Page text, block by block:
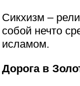
Сикхизм –
собой нечто
исламом.
Дорога в